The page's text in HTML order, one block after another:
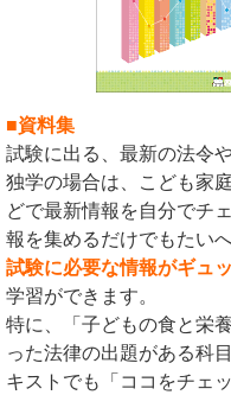
■資料集
試験に出る、最新の法令
独学の場合は、こども家
どで最新情報を自分でチ
報を集めるだけでもたい
試験に必要な情報がギュ
学習ができます。
特に、「子どもの食と栄
った法律の出題がある科
キストでも「ココをチェ